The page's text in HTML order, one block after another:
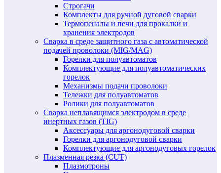
Строгачи
Комплекты для ручной дуговой сварки
Термопеналы и печи для прокалки и
хранения электродов
Сварка в среде защитного газа с автоматической
подачей проволоки (MIG/MAG)
Горелки для полуавтоматов
Комплектующие для полуавтоматических
горелок
Механизмы подачи проволоки
Тележки для полуавтоматов
Ролики для полуавтоматов
Сварка неплавящимся электродом в среде
инертных газов (TIG)
Аксессуары для аргонодуговой сварки
Горелки для аргонодуговой сварки
Комплектующие для аргонодуговых горелок
Плазменная резка (CUT)
Плазмотроны